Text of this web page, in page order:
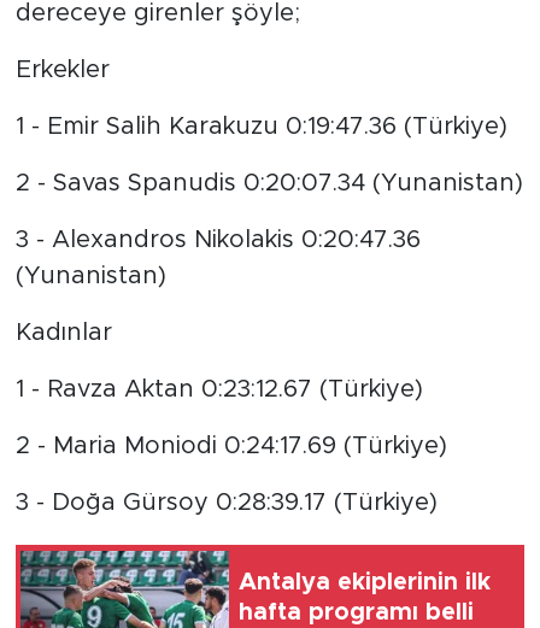
dereceye girenler şöyle;
Erkekler
1 - Emir Salih Karakuzu 0:19:47.36 (Türkiye)
2 - Savas Spanudis 0:20:07.34 (Yunanistan)
3 - Alexandros Nikolakis 0:20:47.36
(Yunanistan)
Kadınlar
1 - Ravza Aktan 0:23:12.67 (Türkiye)
2 - Maria Moniodi 0:24:17.69 (Türkiye)
3 - Doğa Gürsoy 0:28:39.17 (Türkiye)
Antalya ekiplerinin ilk
hafta programı belli